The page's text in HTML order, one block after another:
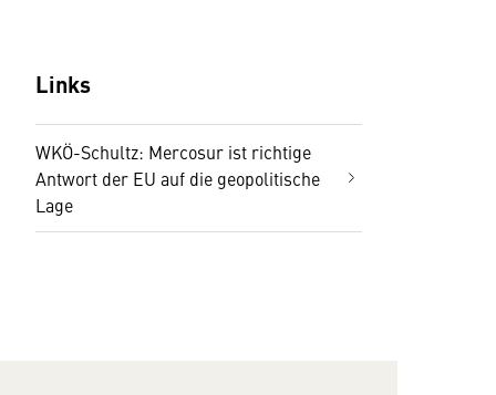
Links
WKÖ-Schultz: Mercosur ist richtige
Antwort der EU auf die geopolitische
Lage